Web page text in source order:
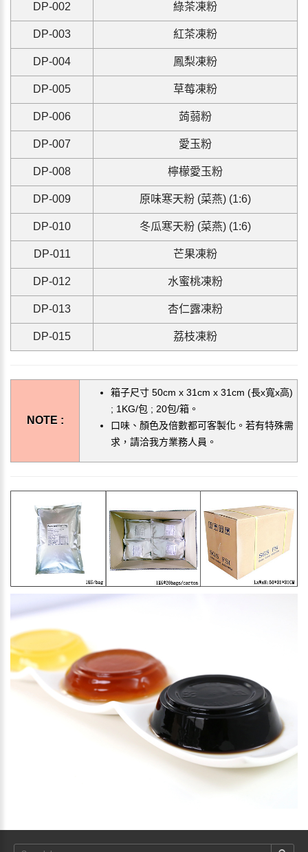
DP-002 綠茶凍粉
DP-003 紅茶凍粉
DP-004 鳳梨凍粉
DP-005 草莓凍粉
DP-006 蒟蒻粉
DP-007 愛玉粉
DP-008 檸檬愛玉粉
DP-009 原味寒天粉 (菜燕) (1:6)
DP-010 冬瓜寒天粉 (菜燕) (1:6)
DP-011 芒果凍粉
DP-012 水蜜桃凍粉
DP-013 杏仁露凍粉
DP-015 荔枝凍粉
NOTE :
箱子尺寸 50cm x 31cm x 31cm (長x寬x高)
; 1KG/包 ; 20包/箱。
口味、顏色及倍數都可客製化。若有特殊需
求，請洽我方業務人員。